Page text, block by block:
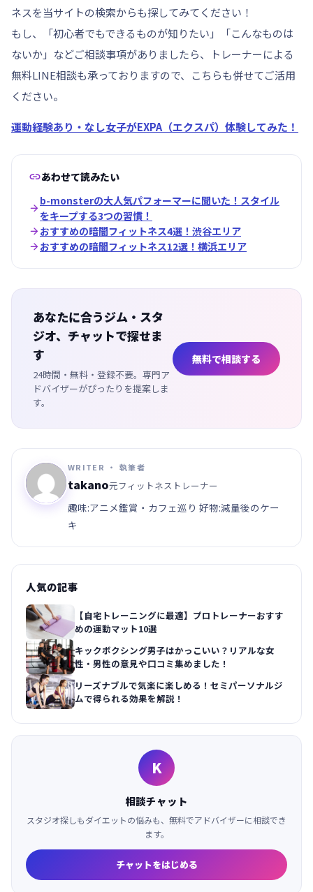
ネスを当サイトの検索からも探してみてください！
もし、「初心者でもできるものが知りたい」「こんなものは
ないか」などご相談事項がありましたら、トレーナーによる
無料LINE相談も承っておりますので、こちらも併せてご活用
ください。
運動経験あり・なし女子がEXPA（エクスパ）体験してみた！
あわせて読みたい

b-monsterの大人気パフォーマーに聞いた！スタイル
をキープする3つの習慣！
 おすすめの暗闇フィットネス4選！渋谷エリア
 おすすめの暗闇フィットネス12選！横浜エリア
あなたに合うジム・スタ
ジオ、チャットで探せま
す
24時間・無料・登録不要。専門ア
ドバイザーがぴったりを提案しま
す。
無料で相談する
WRITER ・ 執筆者
takano元フィットネストレーナー
趣味:アニメ鑑賞・カフェ巡り 好物:減量後のケー
キ
人気の記事
【自宅トレーニングに最適】プロトレーナーおすす
めの運動マット10選
キックボクシング男子はかっこいい？リアルな女
性・男性の意見や口コミ集めました！
リーズナブルで気楽に楽しめる！セミパーソナルジ
ムで得られる効果を解説！
K
相談チャット
スタジオ探しもダイエットの悩みも、無料でアドバイザーに相談でき
ます。
チャットをはじめる